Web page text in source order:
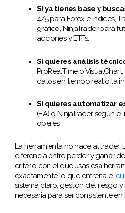
Si ya tienes base y
4/5 para Forex e índices,
gráfico, NinjaTrader para
acciones y ETFs.
Si quieres análisis
ProRealTime o
datos en tiempo real o la
Si quieres automatizar
(EA) o NinjaTrader según
operes.
La herramienta no hace al trader.
diferencia entre perder y ganar
criterio con el que usas esa
exactamente lo que entrena el
sistema claro, gestión del riesgo
necesaria para ser consistente en